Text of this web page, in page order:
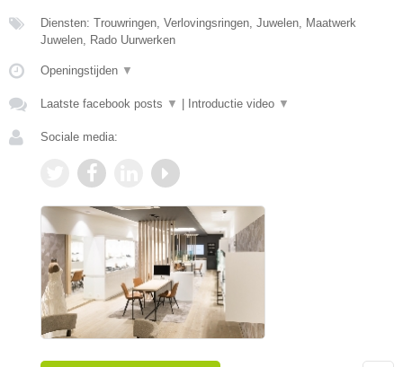
Diensten: Trouwringen, Verlovingsringen, Juwelen, Maatwerk
Juwelen, Rado Uurwerken
Openingstijden ▼
Laatste facebook posts ▼ Introductie video ▼
Sociale media: